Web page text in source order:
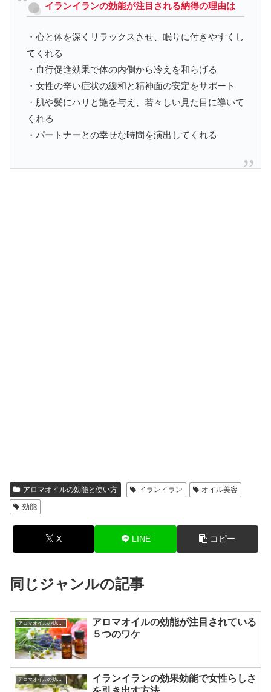
イランイランの効能が注目される納得の理由は
・心と体を深くリラックスさせ、眠りに付きやすくし
てくれる
・血行促進効果で体の内側から冷えを和らげる
・女性の辛い症状の緩和と精神面の安定をサポート
・肌や髪にハリと艶を与え、若々しい見た目に導いて
くれる
・パートナーとの幸せな時間を演出してくれる
アロマオイルの効能と使い方 イランイラン
オイル美容
効能
X LINE コピー
同じジャンルの記事
アロマオイルの効能と使い方
アロマオイルの効能が注目されている
５つのワケ
アロマオイルの効能と使い方
イランイランの効果効能で女性らしさ